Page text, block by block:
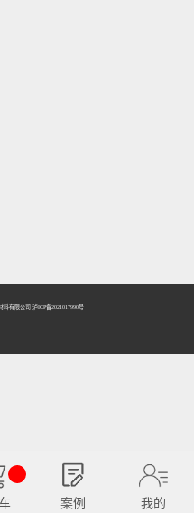
料有限公司 泸ICP备2021017990号
案例 我的